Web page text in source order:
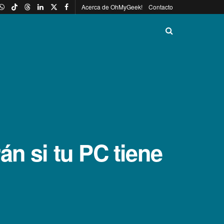
Acerca de OhMyGeek! Contacto
si tu PC tiene